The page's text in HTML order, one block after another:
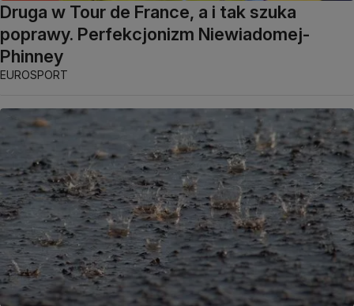
Druga w Tour de France, a i tak szuka
poprawy. Perfekcjonizm Niewiadomej-
Phinney
EUROSPORT